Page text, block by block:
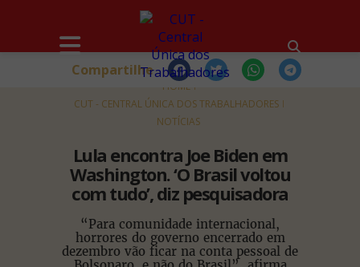
HOME
CUT - CENTRAL ÚNICA DOS TRABALHADORES
NOTÍCIAS
Lula encontra Joe Biden em
Washington. ‘O Brasil voltou
com tudo’, diz pesquisadora
“Para comunidade internacional,
horrores do governo encerrado em
dezembro vão ficar na conta pessoal de
Compartilhe